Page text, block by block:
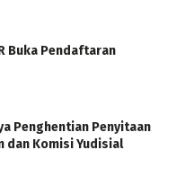
Buka Pendaftaran
Penghentian Penyitaan
dan Komisi Yudisial